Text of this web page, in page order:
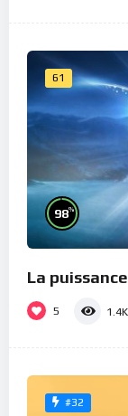
61
98%
La
5 1.4K
#32